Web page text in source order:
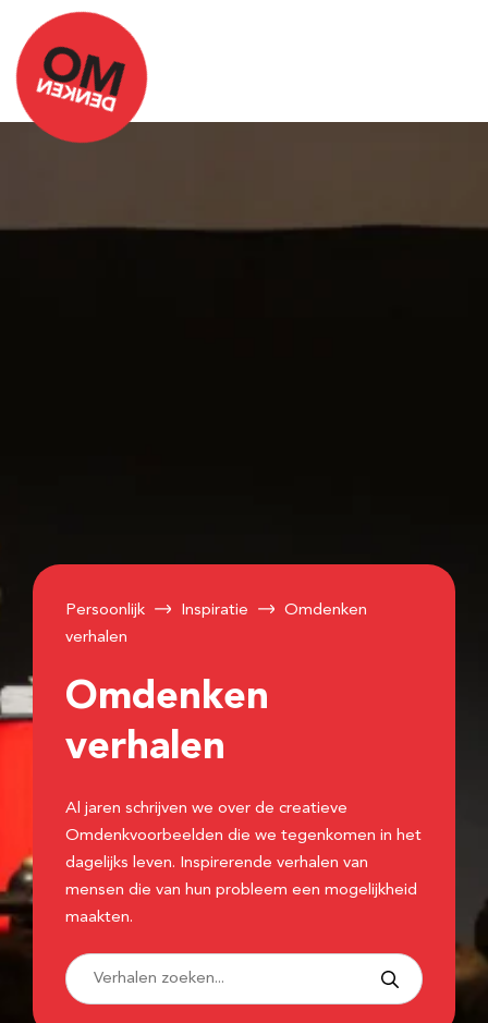
Persoonlijk Inspiratie
Omdenken
verhalen
Omdenken
verhalen
Al jaren schrijven we over de creatieve
Omdenkvoorbeelden die we tegenkomen in het
dagelijks leven. Inspirerende verhalen van
mensen die van hun probleem een mogelijkheid
maakten.